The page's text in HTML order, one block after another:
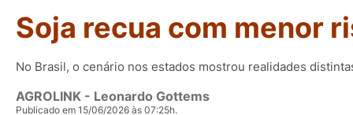
Conversor Colunistas Eventos
e
Vídeos
Soja recua com menor
No Brasil, o cenário nos estados mostrou realidades
AGROLINK - Leonardo Gottems
Publicado em 15/06/2026 às 07:25h.